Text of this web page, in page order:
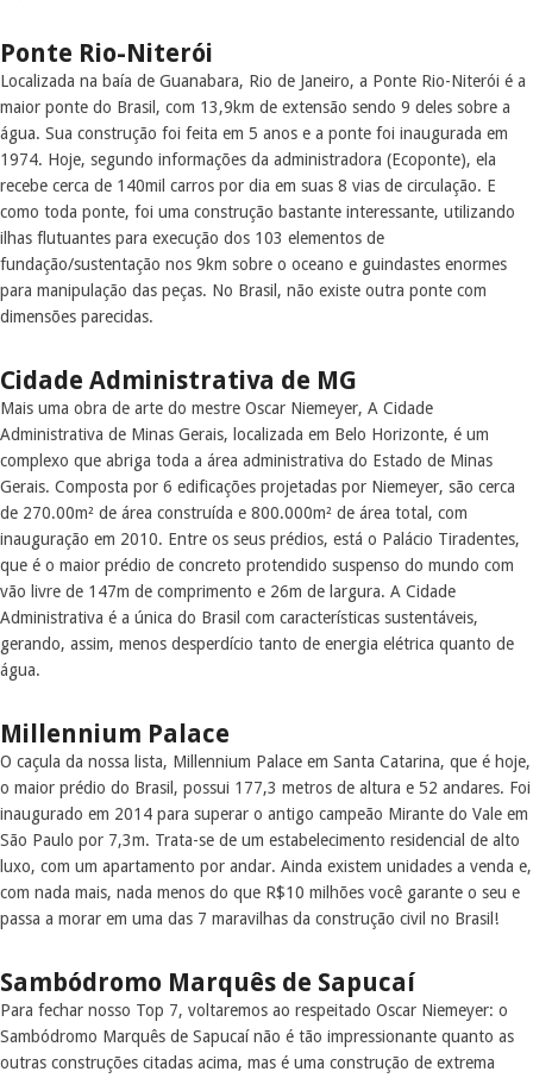
Ponte Rio-Niterói
Localizada na baía de Guanabara, Rio de Janeiro, a Ponte Rio-Niterói é a
maior ponte do Brasil, com 13,9km de extensão sendo 9 deles sobre a
água. Sua construção foi feita em 5 anos e a ponte foi inaugurada em
1974. Hoje, segundo informações da administradora (Ecoponte), ela
recebe cerca de 140mil carros por dia em suas 8 vias de circulação. E
como toda ponte, foi uma construção bastante interessante, utilizando
ilhas flutuantes para execução dos 103 elementos de
fundação/sustentação nos 9km sobre o oceano e guindastes enormes
para manipulação das peças. No Brasil, não existe outra ponte com
dimensões parecidas.
Cidade Administrativa de MG
Mais uma obra de arte do mestre Oscar Niemeyer, A Cidade
Administrativa de Minas Gerais, localizada em Belo Horizonte, é um
complexo que abriga toda a área administrativa do Estado de Minas
Gerais. Composta por 6 edificações projetadas por Niemeyer, são cerca
de 270.00m² de área construída e 800.000m² de área total, com
inauguração em 2010. Entre os seus prédios, está o Palácio Tiradentes,
que é o maior prédio de concreto protendido suspenso do mundo com
vão livre de 147m de comprimento e 26m de largura. A Cidade
Administrativa é a única do Brasil com características sustentáveis,
gerando, assim, menos desperdício tanto de energia elétrica quanto de
água.
Millennium Palace
O caçula da nossa lista, Millennium Palace em Santa Catarina, que é hoje,
o maior prédio do Brasil, possui 177,3 metros de altura e 52 andares. Foi
inaugurado em 2014 para superar o antigo campeão Mirante do Vale em
São Paulo por 7,3m. Trata-se de um estabelecimento residencial de alto
luxo, com um apartamento por andar. Ainda existem unidades a venda e,
com nada mais, nada menos do que R$10 milhões você garante o seu e
passa a morar em uma das 7 maravilhas da construção civil no Brasil!
Sambódromo Marquês de Sapucaí
Para fechar nosso Top 7, voltaremos ao respeitado Oscar Niemeyer: o
Sambódromo Marquês de Sapucaí não é tão impressionante quanto as
outras construções citadas acima, mas é uma construção de extrema